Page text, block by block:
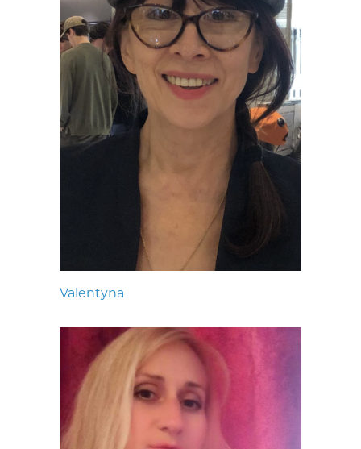
Valentyna